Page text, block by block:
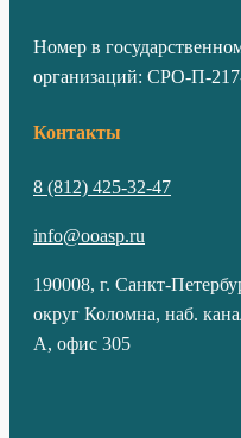
Номер в
организаций: СРО-П-
Контакты
8 (812) 425-32-47
info@ooasp.ru
190008, г. Санкт-
округ Коломна, наб.
А, офис 305